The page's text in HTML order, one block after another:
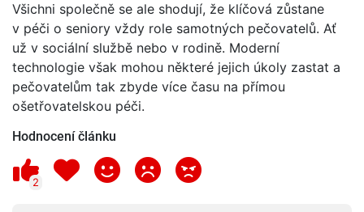
Všichni společně se ale shodují, že klíčová zůstane
v péči o seniory vždy role samotných pečovatelů. Ať
už v sociální službě nebo v rodině. Moderní
technologie však mohou některé jejich úkoly zastat a
pečovatelům tak zbyde více času na přímou
ošetřovatelskou péči.
Hodnocení článku
2